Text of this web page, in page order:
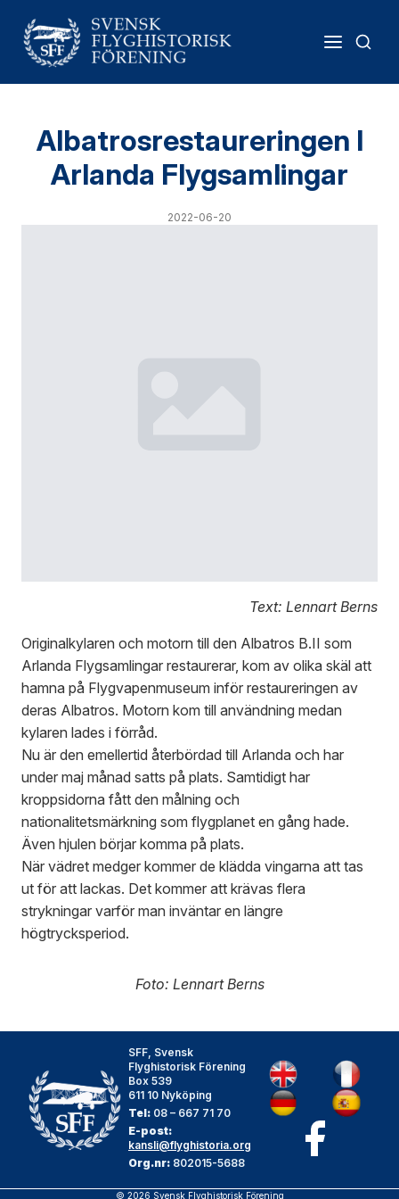
Albatrosrestaureringen I
Arlanda Flygsamlingar
2022-06-20
Text: Lennart Berns
Originalkylaren och motorn till den Albatros B.II som
Arlanda Flygsamlingar restaurerar, kom av olika skäl att
hamna på Flygvapenmuseum inför restaureringen av
deras Albatros. Motorn kom till användning medan
kylaren lades i förråd.
Nu är den emellertid återbördad till Arlanda och har
under maj månad satts på plats. Samtidigt har
kroppsidorna fått den målning och
nationalitetsmärkning som flygplanet en gång hade.
Även hjulen börjar komma på plats.
När vädret medger kommer de klädda vingarna att tas
ut för att lackas. Det kommer att krävas flera
strykningar varför man inväntar en längre
högtrycksperiod.
Foto: Lennart Berns
SFF, Svensk
Flyghistorisk Förening
Box 539
611 10 Nyköping
Tel: 08 – 667 71 70
E-post:
kansli@flyghistoria.org
Org.nr: 802015-5688
© 2026 Svensk Flyghistorisk Förening